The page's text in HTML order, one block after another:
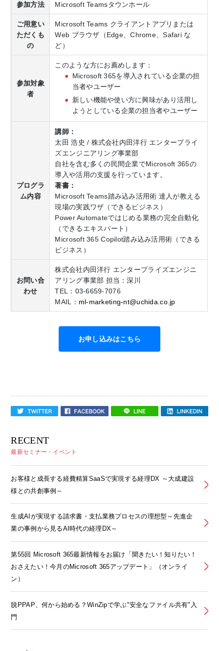
参加方法 Microsoft Teamsタウンホール
ご用意い
ただくも
の
Microsoft Teams クライアントアプリまたは
Web ブラウザ（Edge、Chrome、Safari な
ど）
参加対象
者
このような方にお薦めします：
Microsoft 365を導入されている企業の担
当者やユーザー
新しい機能や使い方に興味があり活用し
ようとしている企業の担当者やユーザー
プログラ
ム内容
講師：
太田 浩史 / 株式会社内田洋行 エンタープライ
ズエンジニアリング事業部
自社を含む多くの民間企業でMicrosoft 365の
導入や活用の支援を行っています。
著書：
Microsoft Teams踏み込み活用術 達人が教える
現場の実践ワザ（できるビジネス）
Power Automateではじめる業務の完全自動化
（できるエキスパート）
Microsoft 365 Copilot踏み込み活用術（できる
ビジネス）
お問い合
わせ
株式会社内田洋行 エンタープライズエンジニ
アリング事業部 担当：深川
TEL：03-6659-7076
MAIL： ml-marketing-nt@uchida.co.jp
お申し込みはこちら
RECENT
最新セミナー・イベント
お客様と成長する経費精算SaaSで実現する経理DX ～大成建設
様との共創事例～
生成AIが実現する請求書・支払業務プロセスの理想型～先進企
業の事例から見るAI時代の経理DX～
第55回 Microsoft 365最新情報をお届け「聞きたい！知りたい！
おさえたい！今月のMicrosoft 365アップデート」（オンライ
ン）
脱PPAP、何から始める？WinZipで学ぶ"安全なファイル共有"入
門